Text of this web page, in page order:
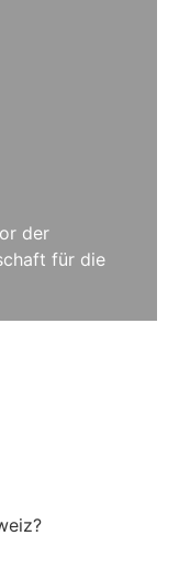
der
für die